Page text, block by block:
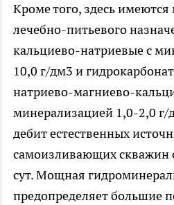
Кроме того, здесь
лечебно-питьевого
кальциево-натриевые с
10,0 г/дм3 и
натриево-магниево-
минерализацией 1,0-2,0
дебит естественных
самоизливающих скважин
сут. Мощная
предопределяет большие